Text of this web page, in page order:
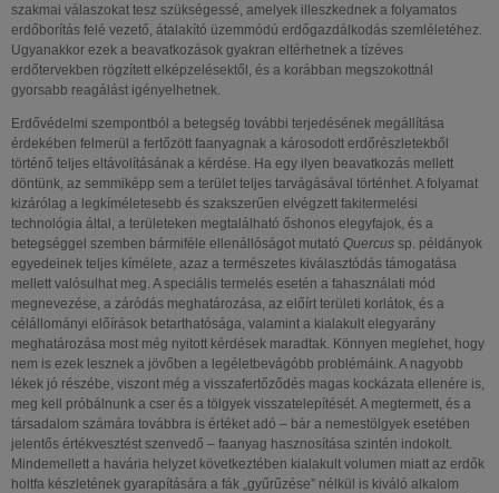
szakmai válaszokat tesz szükségessé, amelyek illeszkednek a folyamatos
erdőborítás felé vezető, átalakító üzemmódú erdőgazdálkodás szemléletéhez.
Ugyanakkor ezek a beavatkozások gyakran eltérhetnek a tízéves
erdőtervekben rögzített elképzelésektől, és a korábban megszokottnál
gyorsabb reagálást igényelhetnek.
Erdővédelmi szempontból a betegség további terjedésének megállítása
érdekében felmerül a fertőzött faanyagnak a károsodott erdőrészletekből
történő teljes eltávolításának a kérdése. Ha egy ilyen beavatkozás mellett
döntünk, az semmiképp sem a terület teljes tarvágásával történhet. A folyamat
kizárólag a legkíméletesebb és szakszerűen elvégzett fakitermelési
technológia által, a területeken megtalálható őshonos elegyfajok, és a
betegséggel szemben bármiféle ellenállóságot mutató Quercus sp. példányok
egyedeinek teljes kímélete, azaz a természetes kiválasztódás támogatása
mellett valósulhat meg. A speciális termelés esetén a fahasználati mód
megnevezése, a záródás meghatározása, az előírt területi korlátok, és a
célállományi előírások betarthatósága, valamint a kialakult elegyarány
meghatározása most még nyitott kérdések maradtak. Könnyen meglehet, hogy
nem is ezek lesznek a jövőben a legéletbevágóbb problémáink. A nagyobb
lékek jó részébe, viszont még a visszafertőződés magas kockázata ellenére is,
meg kell próbálnunk a cser és a tölgyek visszatelepítését. A megtermett, és a
társadalom számára továbbra is értéket adó – bár a nemestölgyek esetében
jelentős értékvesztést szenvedő – faanyag hasznosítása szintén indokolt.
Mindemellett a havária helyzet következtében kialakult volumen miatt az erdők
holtfa készletének gyarapítására a fák „gyűrűzése” nélkül is kiváló alkalom